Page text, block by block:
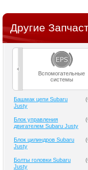
Другие
Вспомогательные
системы
Башмак цепи Subaru
Justy
(
Блок управления
двигателем Subaru Justy
(
Блок цилиндров Subaru
Justy
(
Болты головки Subaru
Justy
(